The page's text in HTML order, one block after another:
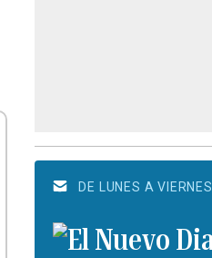
DE LUNES A VIERNES